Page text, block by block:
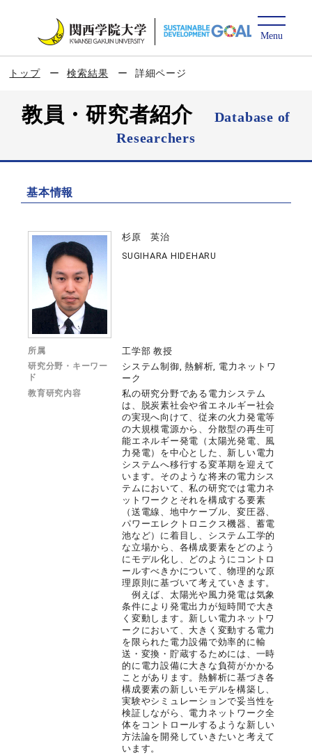
トップ 検索結果 詳細ページ
教員・研究者紹介
Database of
Researchers
基本情報
杉原 英治
SUGIHARA HIDEHARU
所属 工学部 教授
研究分野・キーワー
ド
システム制御, 熱解析, 電力ネットワ
ーク
教育研究内容
私の研究分野である電力システム
は、脱炭素社会や省エネルギー社会
の実現へ向けて、従来の火力発電等
の大規模電源から、分散型の再生可
能エネルギー発電（太陽光発電、風
力発電）を中心とした、新しい電力
システムへ移行する変革期を迎えて
います。そのような将来の電力シス
テムにおいて、私の研究では電力ネ
ットワークとそれを構成する要素
（送電線、地中ケーブル、変圧器、
パワーエレクトロニクス機器、蓄電
池など）に着目し、システム工学的
な立場から、各構成要素をどのよう
にモデル化し、どのようにコントロ
ールすべきかについて、物理的な原
理原則に基づいて考えていきます。
例えば、太陽光や風力発電は気象
条件により発電出力が短時間で大き
く変動します。新しい電力ネットワ
ークにおいて、大きく変動する電力
を限られた電力設備で効率的に輸
送・変換・貯蔵するためには、一時
的に電力設備に大きな負荷がかかる
ことがあります。熱解析に基づき各
構成要素の新しいモデルを構築し、
実験やシミュレーションで妥当性を
検証しながら、電力ネットワーク全
体をコントロールするような新しい
方法論を開発していきたいと考えて
います。